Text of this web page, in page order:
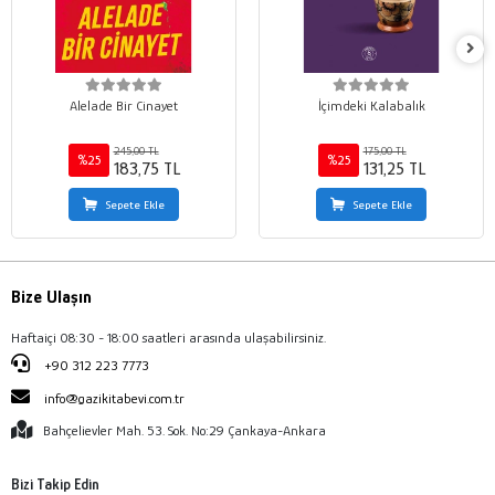
Alelade Bir Cinayet
%25
245,00 TL
183,75 TL
Sepete Ekle
İçimdeki Kalabalık
%25
175,00 TL
131,25 TL
Sepete Ekle
Bize Ulaşın
Haftaiçi 08:30 - 18:00 saatleri arasında ulaşabilirsiniz.
+90 312 223 7773
info@gazikitabevi.com.tr
Bahçelievler Mah. 53. Sok. No:29 Çankaya-Ankara
Bizi Takip Edin